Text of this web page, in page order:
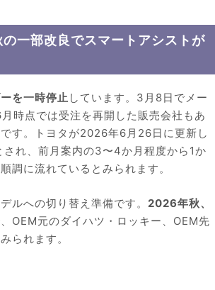
一部改良でスマートアシストが
を一時停止 しています。3月8日でメー
時点では受注を再開した販売会社もあ
す。トヨタが2026年6月26日に更新し
され、前月案内の3〜4か月程度から1か
調に流れているとみられます。
ルへの切り替え準備です。 2026年秋、
OEM元のダイハツ・ロッキー、OEM先
られます。